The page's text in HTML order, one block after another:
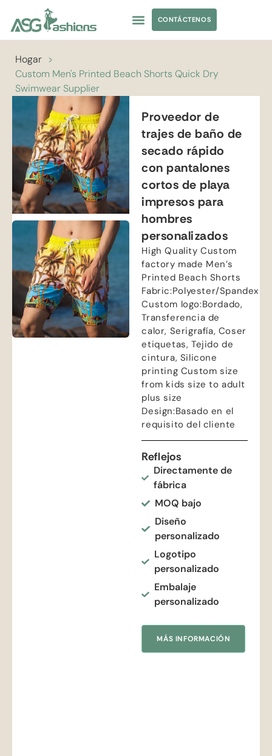
CONTÁCTENOS
Hogar >
Custom Men's Printed Beach Shorts Quick Dry
Swimwear Supplier
Proveedor de
trajes de baño de
secado rápido
con pantalones
cortos de playa
impresos para
hombres
personalizados
High Quality Custom
factory made Men’s
Printed Beach Shorts
Fabric:Polyester/Spandex
Custom logo:Bordado,
Transferencia de
calor, Serigrafía, Coser
etiquetas, Tejido de
cintura, Silicone
printing Custom size
from kids size to adult
plus size
Design:Basado en el
requisito del cliente
Reflejos
Directamente de
fábrica
MOQ bajo
Diseño
personalizado
Logotipo
personalizado
Embalaje
personalizado
MÁS INFORMACIÓN